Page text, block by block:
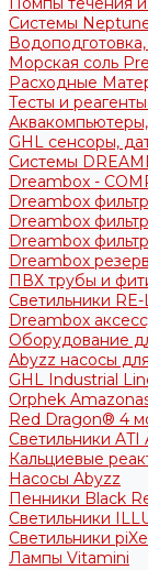
Системы
Морская соль
Расходные
Тесты и
GHL сенсоры,
Системы
Dreambox -
Dreambox
Dreambox
Dreambox
Dreambox
ПВХ трубы и
Светильники
Dreambox
Оборудование
Abyzz насосы
GHL Industrial
Orphek
Red Dragon® 4
Светильники ATI
Кальциевые
Насосы Abyzz
Пенники Black
Светильники
Светильники
Лампы Vitamini